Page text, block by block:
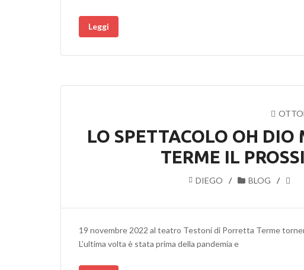
Leggi
LO SPETTACOLO OH
TERME IL
DIEGO BLOG
19 novembre 2022 al teatro Testoni di Porretta Terme
L’ultima volta è stata prima della pandemia e